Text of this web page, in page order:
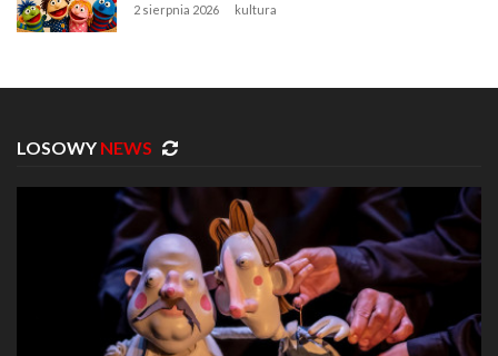
2 sierpnia 2026 kultura
LOSOWY NEWS